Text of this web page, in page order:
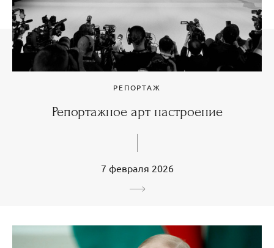
РЕПОРТАЖ
Репортажное арт настроение
7 февраля 2026